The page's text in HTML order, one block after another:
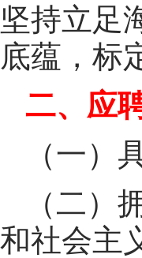
坚持立足
底蕴，标
二、应
（一）
（二）
和社会主